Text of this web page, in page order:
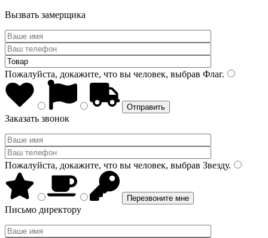
Вызвать замерщика
Пожалуйста, докажите, что вы человек, выбрав Флаг.
Заказать звонок
Пожалуйста, докажите, что вы человек, выбрав Звезду.
Письмо директору